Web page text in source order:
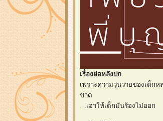
เรื่องย่อหลังปก
เพราะความวุ่นวายของเด็ก
ขาด
เอาให้เด็กมันร้องไม่ออก